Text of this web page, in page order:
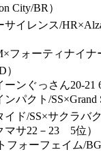
City/BR）
サイレンス/
フォーティナイナ
）
ーンぐっさん20-21
ンパクト/SS×Grand
イド/SS×サクラバ
マサ22－23 5位）
フォーフェイム/